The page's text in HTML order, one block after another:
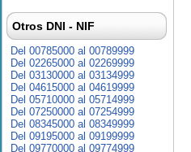
Otros DNI - NIF
Del 00785000 al 00789999
Del 02265000 al 02269999
Del 03130000 al 03134999
Del 04615000 al 04619999
Del 05710000 al 05714999
Del 07250000 al 07254999
Del 08345000 al 08349999
Del 09195000 al 09199999
Del 09770000 al 09774999